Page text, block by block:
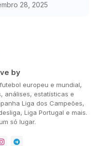
28, 2025
by
europeu e mundial,
análises, estatísticas e
Liga dos Campeões,
Liga Portugal e mais.
só lugar.